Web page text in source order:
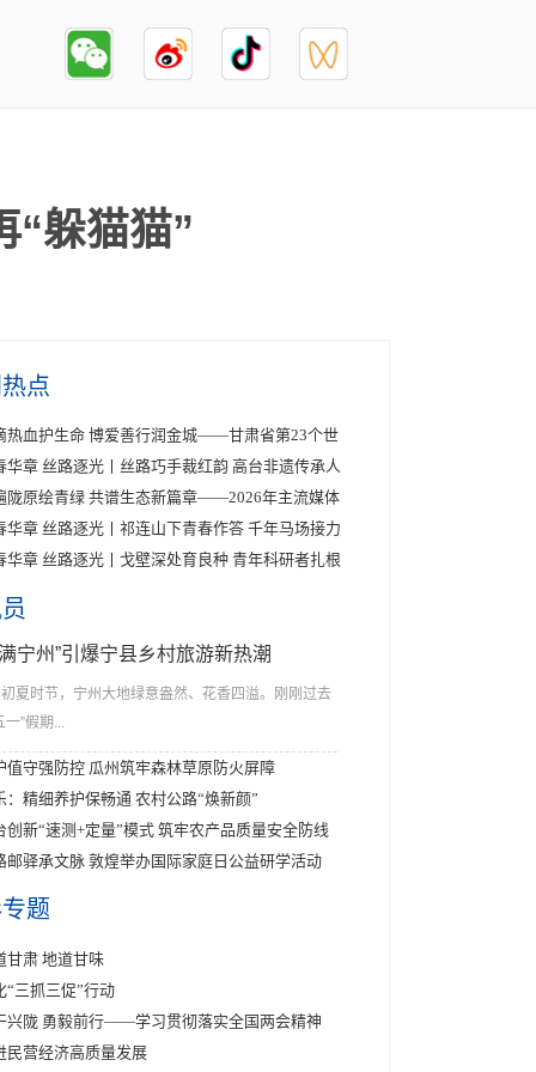
“躲猫猫”
点
热血护生命 博爱善行润金城——甘肃省第23个世
华章 丝路逐光丨丝路巧手裁红韵 高台非遗传承人
陇原绘青绿 共谱生态新篇章——2026年主流媒体
华章 丝路逐光丨祁连山下青春作答 千年马场接力
华章 丝路逐光丨戈壁深处育良种 青年科研者扎根
宁州”引爆宁县乡村旅游新热潮
初夏时节，宁州大地绿意盎然、花香四溢。刚刚过去
一”假期...
值守强防控 瓜州筑牢森林草原防火屏障
：精细养护保畅通 农村公路“焕新颜”
创新“速测+定量”模式 筑牢农产品质量安全防线
邮驿承文脉 敦煌举办国际家庭日公益研学活动
题
甘肃 地道甘味
“三抓三促”行动
兴陇 勇毅前行——学习贯彻落实全国两会精神
民营经济高质量发展